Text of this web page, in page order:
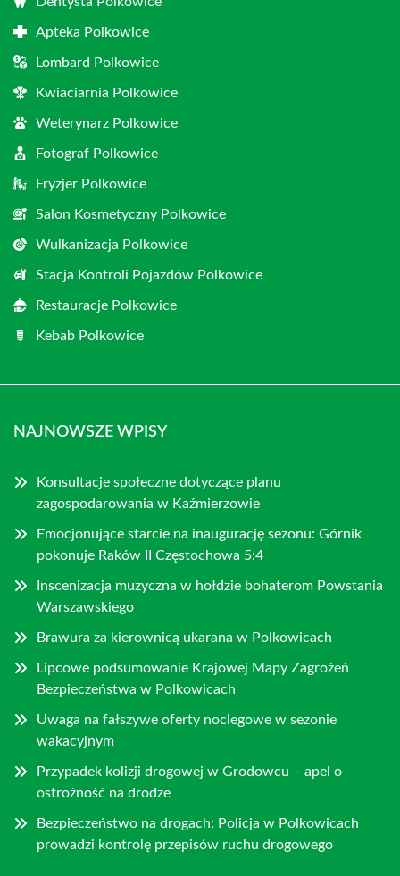
Apteka Polkowice
Lombard Polkowice
Kwiaciarnia Polkowice
Weterynarz Polkowice
Fotograf Polkowice
Fryzjer Polkowice
Salon Kosmetyczny Polkowice
Wulkanizacja Polkowice
Stacja Kontroli Pojazdów Polkowice
Restauracje Polkowice
Kebab Polkowice
NAJNOWSZE WPISY
Konsultacje społeczne dotyczące planu
zagospodarowania w Kaźmierzowie
Emocjonujące starcie na inaugurację sezonu: Górnik
pokonuje Raków II Częstochowa 5:4
Inscenizacja muzyczna w hołdzie bohaterom Powstania
Warszawskiego
Brawura za kierownicą ukarana w Polkowicach
Lipcowe podsumowanie Krajowej Mapy Zagrożeń
Bezpieczeństwa w Polkowicach
Uwaga na fałszywe oferty noclegowe w sezonie
wakacyjnym
Przypadek kolizji drogowej w Grodowcu – apel o
ostrożność na drodze
Bezpieczeństwo na drogach: Policja w Polkowicach
prowadzi kontrolę przepisów ruchu drogowego